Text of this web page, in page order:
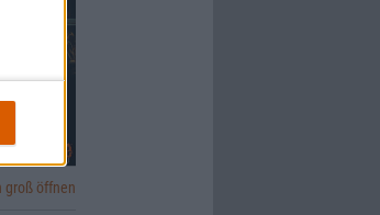
groß öffnen